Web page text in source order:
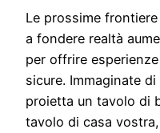
Le prossime
a fondere realtà
per offrire
sicure. Immaginate
proietta un tavolo di
tavolo di casa